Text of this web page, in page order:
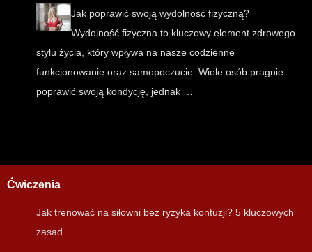
Jak poprawić swoją wydolność fizyczną?
Wydolność fizyczna to kluczowy element zdrowego
stylu życia, który wpływa na nasze codzienne
funkcjonowanie oraz samopoczucie. Wiele osób pragnie
poprawić swoją kondycję, jednak …
Ćwiczenia
Jak trenować na siłowni bez ryzyka kontuzji? 5 kluczowych
zasad